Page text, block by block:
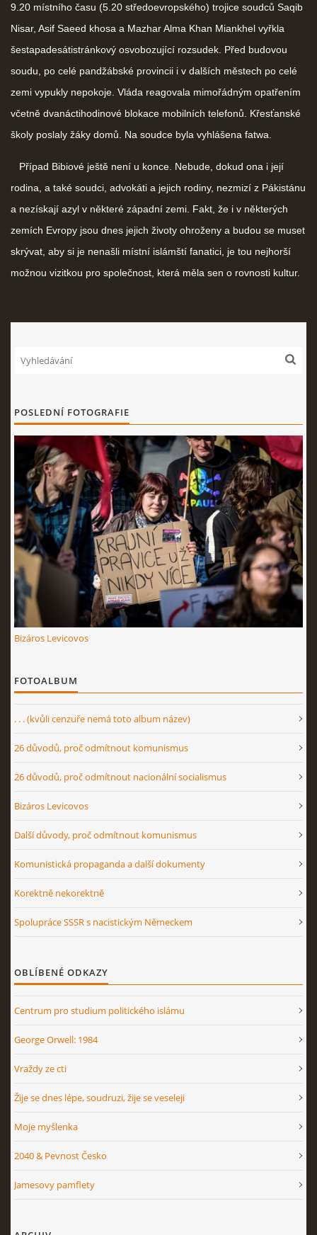
9.20 místního času (5.20 středoevropského) trojice soudců Saqib
Nisar, Asif Saeed khosa a Mazhar Alma Khan Miankhel vyřkla
šestapadesátistránkový osvobozující rozsudek. Před budovou
soudu, po celé pandžábské provincii i v dalších městech po celé
zemi vypukly nepokoje. Vláda reagovala mimořádným opatřením
včetně dvanáctihodinové blokace mobilních telefonů. Křesťanské
školy poslaly žáky domů. Na soudce byla vyhlášena fatwa.
Případ Bibiové ještě není u konce. Nebude, dokud ona i její
rodina, a také soudci, advokáti a jejich rodiny, nezmizí z Pákistánu
a nezískají azyl v některé západní zemi. Fakt, že i v některých
zemích Evropy jsou dnes jejich životy ohroženy a budou se muset
skrývat, aby si je nenašli místní islámští fanatici, je tou nejhorší
možnou vizitkou pro společnost, která měla sen o rovnosti kultur.
POSLEDNÍ FOTOGRAFIE
Bizáros Levicovos
FOTOALBUM
. . . (kvůli cenzuře nemá toto album název)
26 důvodů, proč odmítnout komunismus
26 důvodů, proč odmítnout nacionální socialismus
Bizáros Levicovos
Další důvody, proč odmítnout komunismus
Komunistická propaganda a další dokumenty
Korektně nekorektně
Spolupráce SSSR s nacistickým Německem
OBLÍBENÉ ODKAZY
Centrum pro studium politického islámu
George Orwell: 1984
Vraždy ze cti
Žije se dnes lépe, soudruzi, žije se veseleji
Moje myšlenka
2040 & Pevnost Česko
Jamesovy pamflety